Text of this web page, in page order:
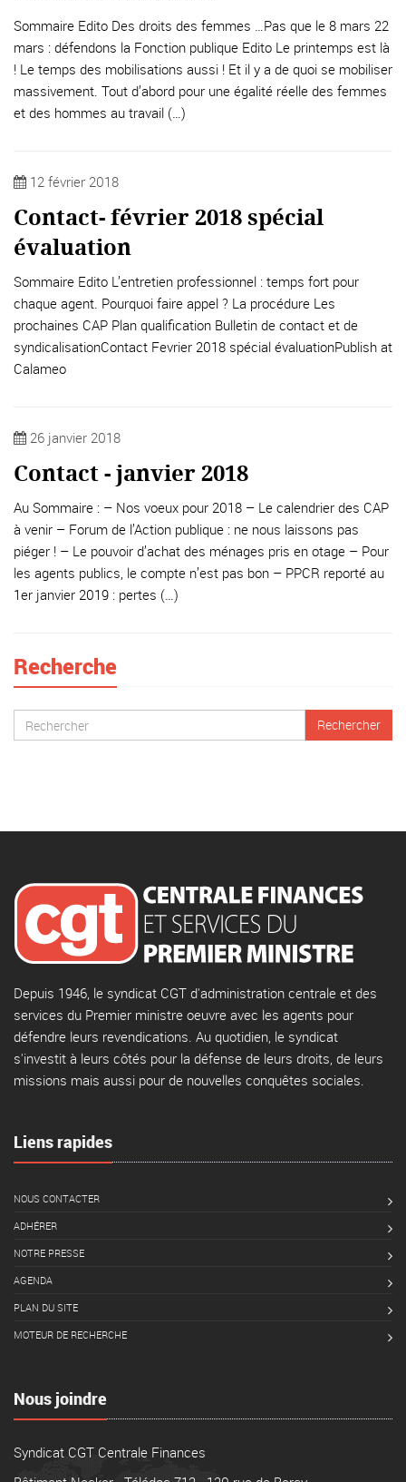
Sommaire Edito Des droits des femmes …Pas que le 8 mars 22
mars : défendons la Fonction publique Edito Le printemps est là
! Le temps des mobilisations aussi ! Et il y a de quoi se mobiliser
massivement. Tout d’abord pour une égalité réelle des femmes
et des hommes au travail (…)
12 février 2018
Contact- février 2018 spécial
évaluation
Sommaire Edito L’entretien professionnel : temps fort pour
chaque agent. Pourquoi faire appel ? La procédure Les
prochaines CAP Plan qualification Bulletin de contact et de
syndicalisationContact Fevrier 2018 spécial évaluationPublish at
Calameo
26 janvier 2018
Contact - janvier 2018
Au Sommaire : – Nos voeux pour 2018 – Le calendrier des CAP
à venir – Forum de l’Action publique : ne nous laissons pas
piéger ! – Le pouvoir d’achat des ménages pris en otage – Pour
les agents publics, le compte n’est pas bon – PPCR reporté au
1er janvier 2019 : pertes (…)
Recherche
Depuis 1946, le syndicat CGT d'administration centrale et des
services du Premier ministre oeuvre avec les agents pour
défendre leurs revendications. Au quotidien, le syndicat
s'investit à leurs côtés pour la défense de leurs droits, de leurs
missions mais aussi pour de nouvelles conquêtes sociales.
Liens rapides
NOUS CONTACTER
ADHÉRER
NOTRE PRESSE
AGENDA
PLAN DU SITE
MOTEUR DE RECHERCHE
Nous joindre
Syndicat CGT Centrale Finances